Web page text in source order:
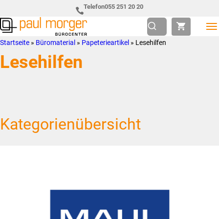
Hauptnavigation
springen
to
main
content
Telefon055 251 20 20
Paul
Morger
AG
so
individuell
wie
Startseite » Büromaterial » Papeterieartikel » Lesehilfen
Lesehilfen
Kategorienübersicht